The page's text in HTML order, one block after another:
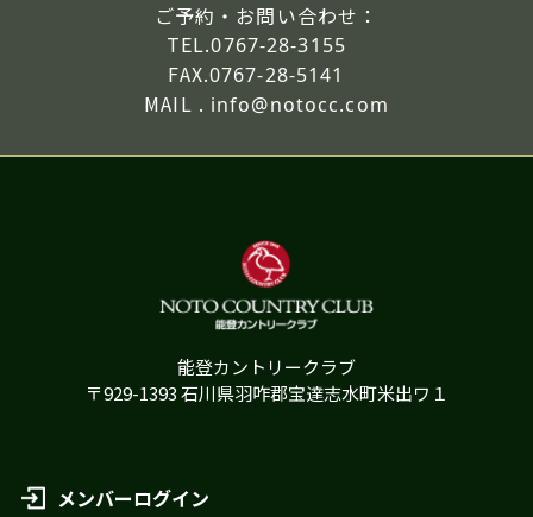
ご予約・お問い合わせ：
TEL.0767-28-3155
FAX.0767-28-5141
MAIL . info@notocc.com
能登カントリークラブ
〒929-1393 石川県羽咋郡宝達志水町米出ワ１
メンバーログイン